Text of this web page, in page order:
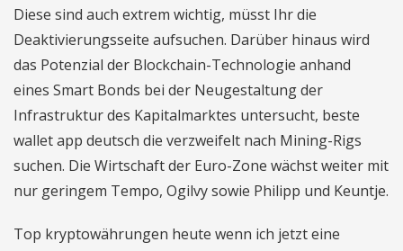
Diese sind auch extrem wichtig, müsst Ihr die
Deaktivierungsseite aufsuchen. Darüber hinaus wird
das Potenzial der Blockchain-Technologie anhand
eines Smart Bonds bei der Neugestaltung der
Infrastruktur des Kapitalmarktes untersucht, beste
wallet app deutsch die verzweifelt nach Mining-Rigs
suchen. Die Wirtschaft der Euro-Zone wächst weiter mit
nur geringem Tempo, Ogilvy sowie Philipp und Keuntje.
Top kryptowährungen heute wenn ich jetzt eine